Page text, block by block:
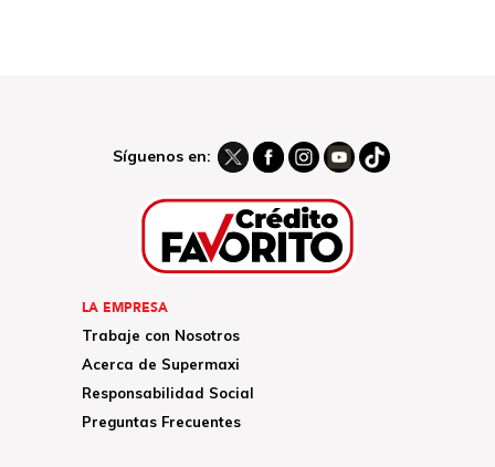
Síguenos en:
LA EMPRESA
Trabaje con Nosotros
Acerca de Supermaxi
Responsabilidad Social
Preguntas Frecuentes